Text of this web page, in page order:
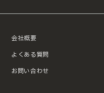
会社概要
よくある質問
お問い合わせ